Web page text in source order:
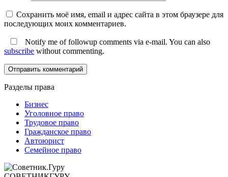
Сохранить моё имя, email и адрес сайта в этом браузере для
последующих моих комментариев.
Notify me of followup comments via e-mail. You can also
subscribe without commenting.
Разделы права
Бизнес
Уголовное право
Трудовое право
Гражданское право
Автоюрист
Семейное право